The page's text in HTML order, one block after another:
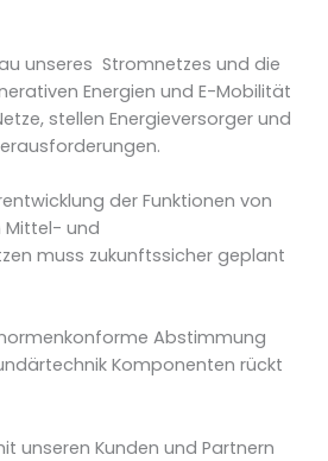
unseres Stromnetzes und die
Energien und E-Mobilität
stellen Energieversorger und
der Funktionen von
Mittel- und
muss zukunftssicher geplant
Abstimmung
Komponenten rückt
unseren Kunden und Partnern